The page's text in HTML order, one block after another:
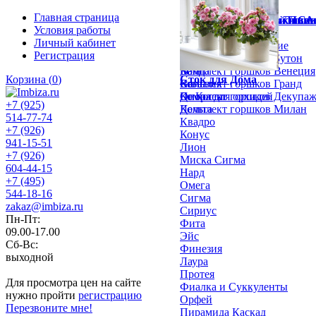
Главная страница
Условия работы
Личный кабинет
Регистрация
Корзина (0)
+7 (925)
514-77-74
+7 (926)
941-15-51
+7 (926)
604-44-15
+7 (495)
544-18-16
zakaz@imbiza.ru
Пн-Пт:
09.00-17.00
Сб-Вс:
выходной
Для просмотра цен на сайте
нужно пройти регистрацию
Перезвоните мне!
Горшки для цветов
Альфа
Аркада
Бегония
Бета
Вега
Де Коста
Дельта
Квадро
Конус
Лион
Миска Сигма
Нард
Омега
Сигма
Сириус
Фита
Эйс
Финезия
Лаура
Протея
Фиалка и Суккуленты
Орфей
Пирамида Каскад
Горшки для орхидей
Протея орхидейная
Эльба
Тиса
Ванда
Сильвия
Опора для орхидей
Керамические горшки СА
Горшки Гончарные
Горшки Керамические
Комплект горшков Бутон
Комплект горшков Венеция
Комплект горшков Гранд
Комплект горшков Декупаж
Комплект горшков Милан
Субстраты СА
Сток для Дома